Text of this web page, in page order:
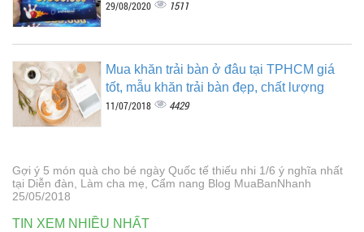
29/08/2020 1511
Mua khăn trải bàn ở đâu tại TPHCM giá
tốt, mẫu khăn trải bàn đẹp, chất lượng
11/07/2018 4429
Gợi ý 5 món quà cho bé ngày Quốc tế thiếu nhi 1/6 ý nghĩa nhất
tại Diễn đàn, Làm cha mẹ, Cẩm nang Blog MuaBanNhanh
25/05/2018
TIN XEM NHIỀU NHẤT